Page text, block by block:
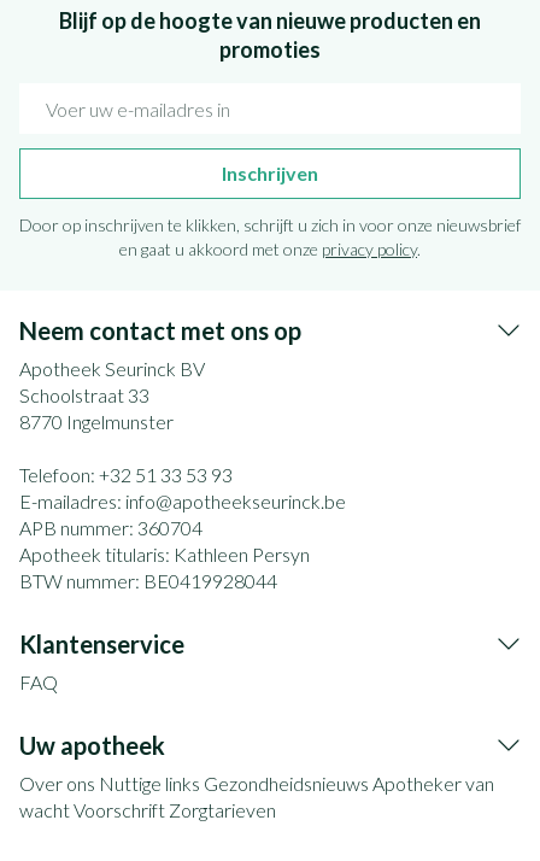
Blijf op de hoogte van nieuwe producten en
promoties
Inschrijven
Door op inschrijven te klikken, schrijft u zich in voor onze nieuwsbrief
en gaat u akkoord met onze privacy policy.
Neem contact met ons op
Apotheek Seurinck BV
Schoolstraat 33
8770 Ingelmunster
Telefoon: +32 51 33 53 93
E-mailadres: info@apotheekseurinck.be
APB nummer: 360704
Apotheek titularis: Kathleen Persyn
BTW nummer: BE0419928044
Klantenservice
FAQ
Uw apotheek
Over ons Nuttige links Gezondheidsnieuws Apotheker van
wachtVoorschrift Zorgtarieven